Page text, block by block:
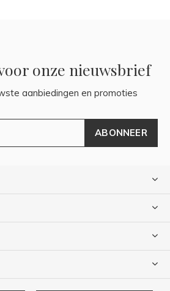
onze nieuwsbrief
aanbiedingen en promoties
ABONNEER